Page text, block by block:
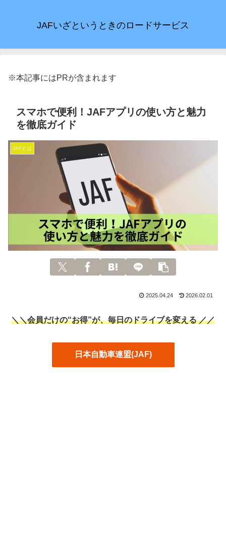
JAFいざというときのロードサービス
※本記事にはPRが含まれます
スマホで便利！JAFアプリの使い方と魅力
を徹底ガイド
JAFとは
2025.04.24 2026.02.01
＼＼会員だけの“お得”が、毎日のドライブを変える ／／
日本自動車連盟(JAF)